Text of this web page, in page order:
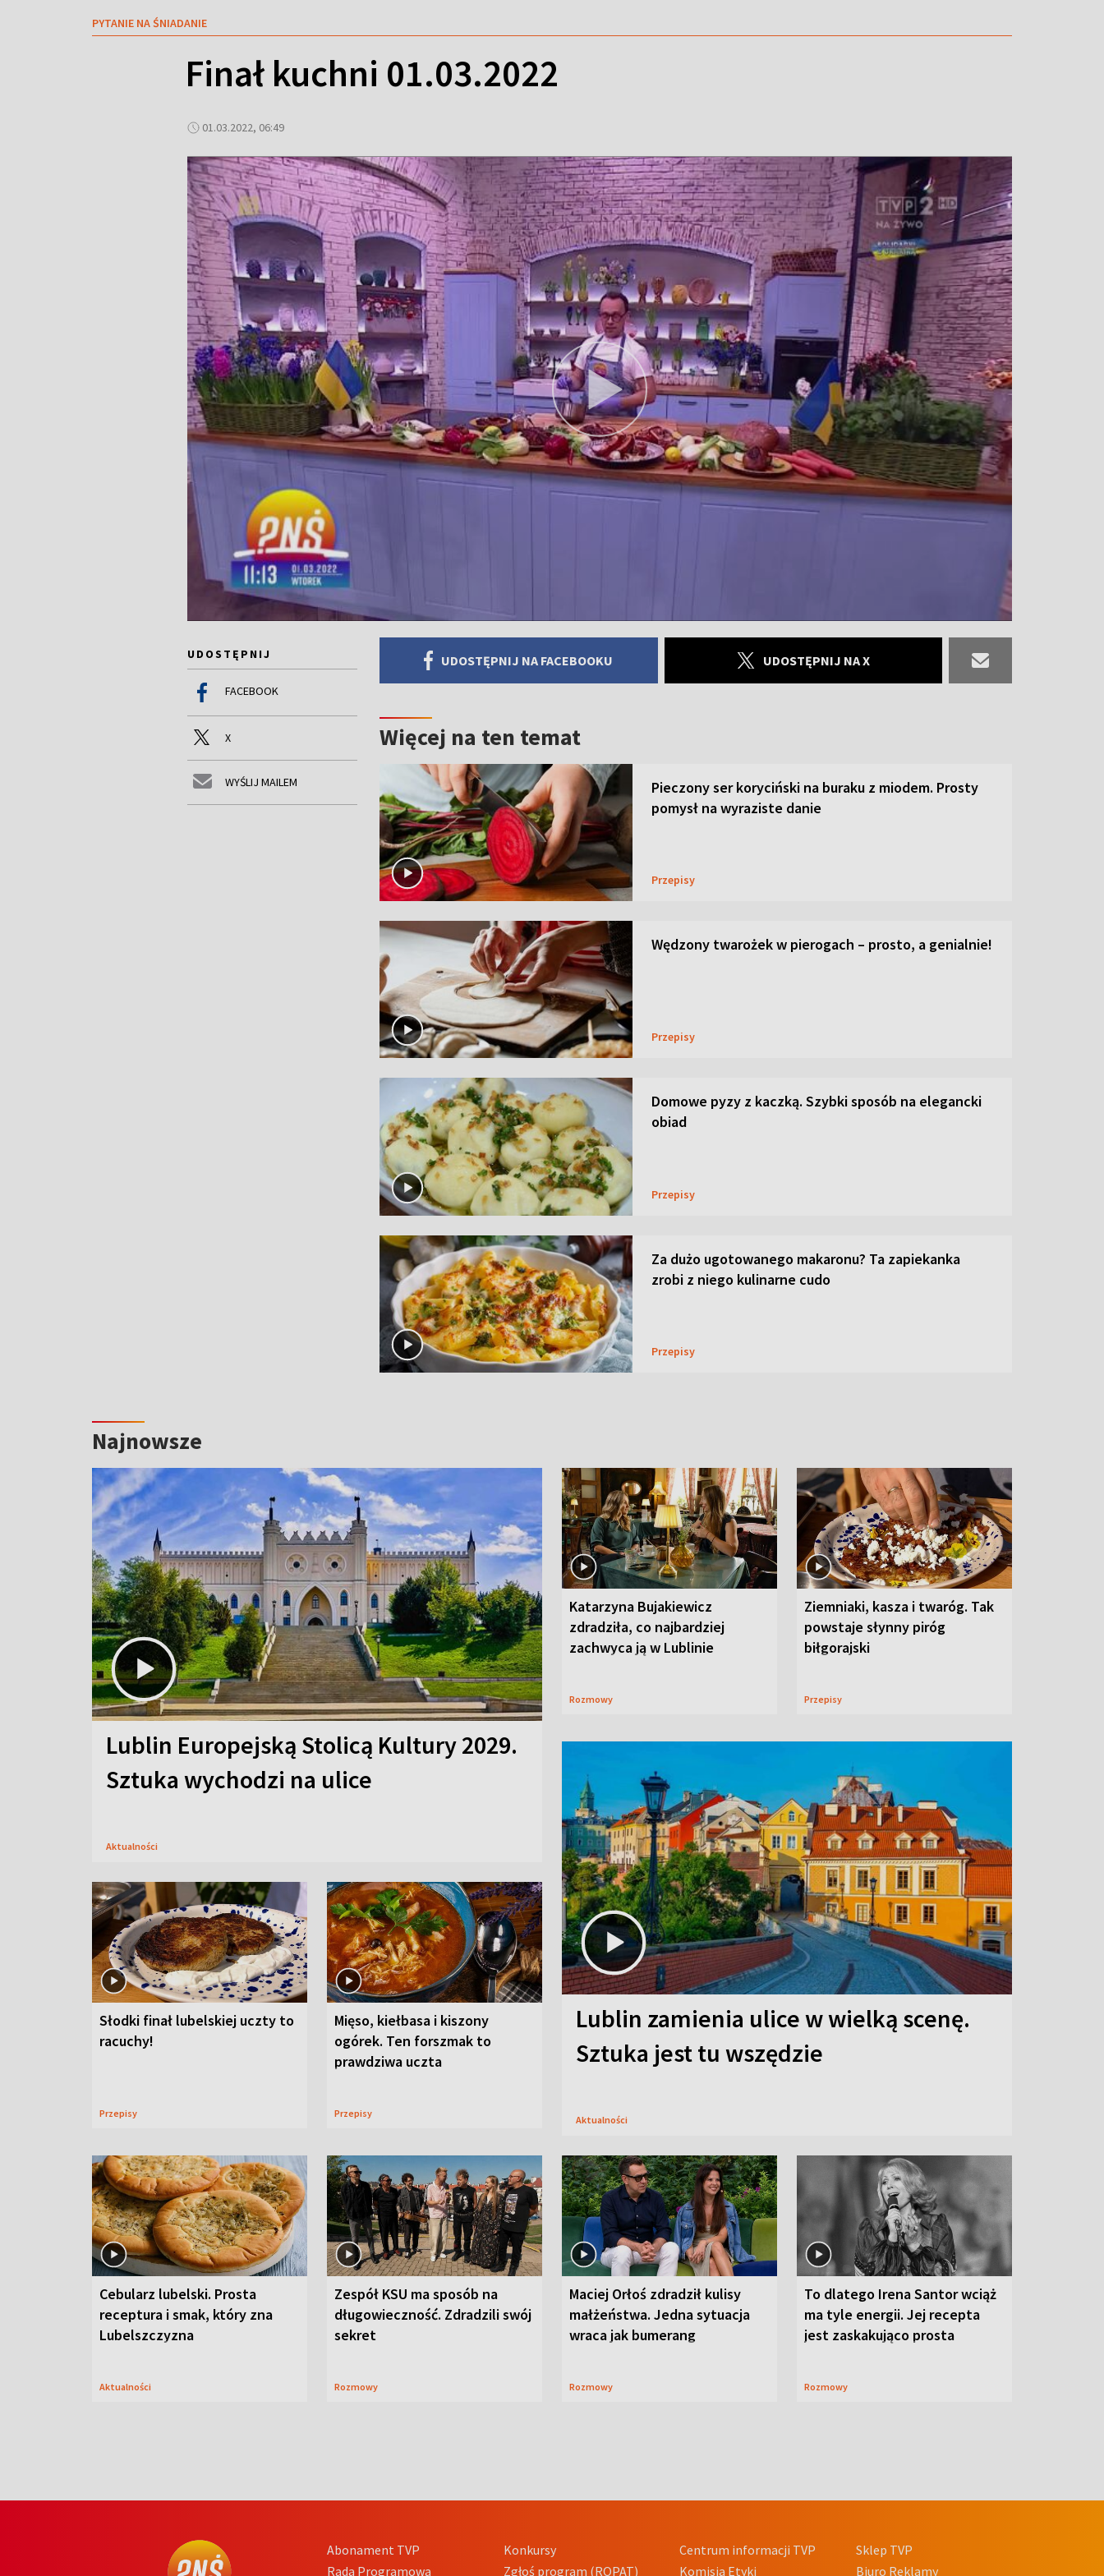
PYTANIE NA ŚNIADANIE
Finał kuchni 01.03.2022
01.03.2022, 06:49
UDOSTĘPNIJ
FACEBOOK
X
WYŚLIJ MAILEM
UDOSTĘPNIJ NA FACEBOOKU UDOSTĘPNIJ NA X
Więcej na ten temat
Pieczony ser koryciński na buraku z miodem. Prosty
pomysł na wyraziste danie
Przepisy
Wędzony twarożek w pierogach – prosto, a genialnie!
Przepisy
Domowe pyzy z kaczką. Szybki sposób na elegancki
obiad
Przepisy
Za dużo ugotowanego makaronu? Ta zapiekanka
zrobi z niego kulinarne cudo
Przepisy
Najnowsze
Lublin Europejską Stolicą Kultury 2029.
Sztuka wychodzi na ulice
Aktualności
Katarzyna Bujakiewicz
zdradziła, co najbardziej
zachwyca ją w Lublinie
Rozmowy
Ziemniaki, kasza i twaróg. Tak
powstaje słynny piróg
biłgorajski
Przepisy
Słodki finał lubelskiej uczty to
racuchy!
Przepisy
Mięso, kiełbasa i kiszony
ogórek. Ten forszmak to
prawdziwa uczta
Przepisy
Lublin zamienia ulice w wielką scenę.
Sztuka jest tu wszędzie
Aktualności
Cebularz lubelski. Prosta
receptura i smak, który zna
Lubelszczyzna
Aktualności
Zespół KSU ma sposób na
długowieczność. Zdradzili swój
sekret
Rozmowy
Maciej Orłoś zdradził kulisy
małżeństwa. Jedna sytuacja
wraca jak bumerang
Rozmowy
To dlatego Irena Santor wciąż
ma tyle energii. Jej recepta
jest zaskakująco prosta
Rozmowy
Abonament TVP
Rada Programowa
Konkursy
Zgłoś program (ROPAT)
Centrum informacji TVP
Komisja Etyki
Sklep TVP
Biuro Reklamy